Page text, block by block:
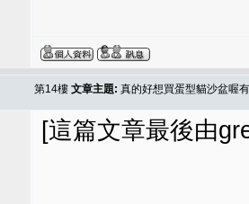
第14樓 文章主題: 真的好想買蛋型貓沙盆喔
[這篇文章最後由